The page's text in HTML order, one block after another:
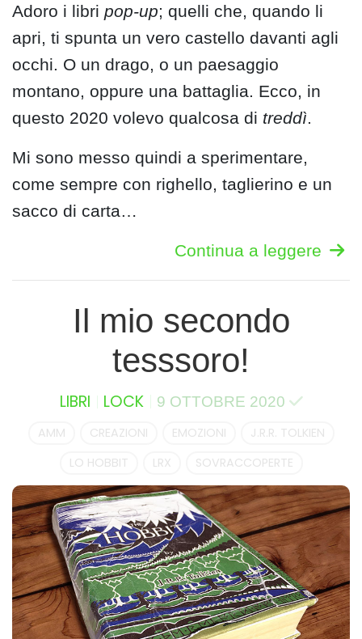
Adoro i libri pop-up; quelli che, quando li
apri, ti spunta un vero castello davanti agli
occhi. O un drago, o un paesaggio
montano, oppure una battaglia. Ecco, in
questo 2020 volevo qualcosa di treddì.
Mi sono messo quindi a sperimentare,
come sempre con righello, taglierino e un
sacco di carta…
Continua a leggere
Il mio secondo
tesssoro!
LIBRI LOCK 9 OTTOBRE 2020
AMM CREAZIONI EMOZIONI
J.R.R. TOLKIEN
LO HOBBIT
LRX SOVRACCOPERTE